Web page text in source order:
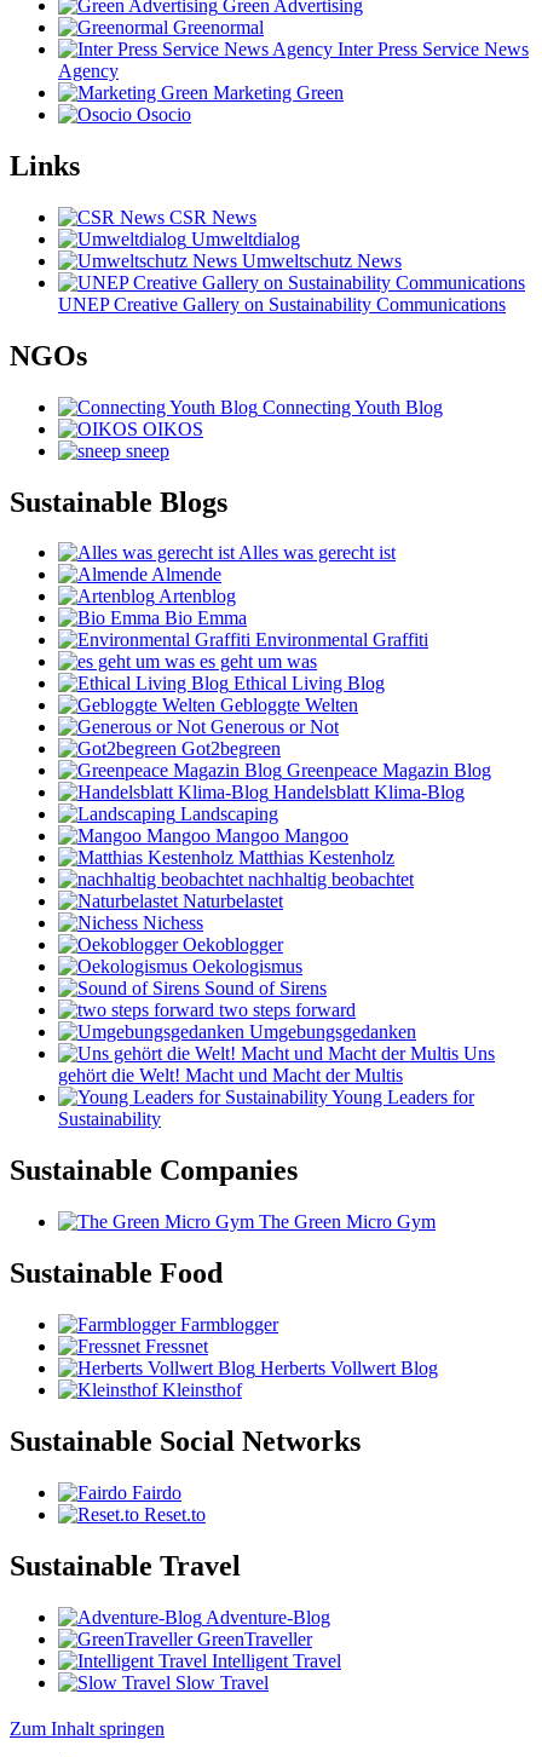
Green Advertising
Greenormal
Inter Press Service News
Agency
Marketing Green
Osocio
Links
CSR News
Umweltdialog
Umweltschutz News
UNEP Creative Gallery on Sustainability Communications
NGOs
Connecting Youth Blog
OIKOS
sneep
Sustainable Blogs
Alles was gerecht ist
Almende
Artenblog
Bio Emma
Environmental Graffiti
es geht um was
Ethical Living Blog
Gebloggte Welten
Generous or Not
Got2begreen
Greenpeace Magazin Blog
Handelsblatt Klima-Blog
Landscaping
Mangoo Mangoo
Matthias Kestenholz
nachhaltig beobachtet
Naturbelastet
Nichess
Oekoblogger
Oekologismus
Sound of Sirens
two steps forward
Umgebungsgedanken
Uns
gehört die Welt! Macht und Macht der Multis
Young Leaders for
Sustainability
Sustainable Companies
The Green Micro Gym
Sustainable Food
Farmblogger
Fressnet
Herberts Vollwert Blog
Kleinsthof
Sustainable Social Networks
Fairdo
Reset.to
Sustainable Travel
Adventure-Blog
GreenTraveller
Intelligent Travel
Slow Travel
Zum Inhalt springen